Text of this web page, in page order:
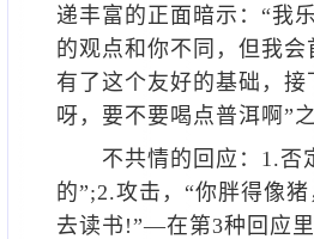
递丰富的正面暗示：“我
的观点和你不同，但我
有了这个友好的基础，
呀，要不要喝点普洱啊”
不共情的回应：1.否定
的”;2.攻击，“你胖得像
去读书!”—在第3种回应